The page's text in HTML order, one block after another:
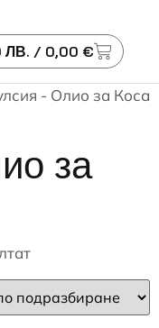
ЛВ. / 0,00 €
- Олио за Коса
за